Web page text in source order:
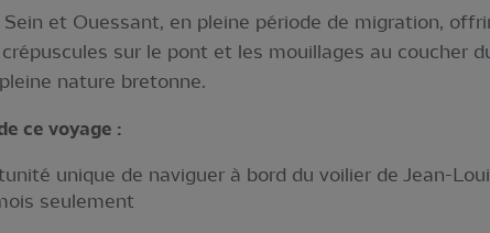
et Ouessant, en pleine période de migration,
crépuscules sur le pont et les mouillages au coucher
nature bretonne.
ce voyage :
unique de naviguer à bord du voilier de Jean-
seulement